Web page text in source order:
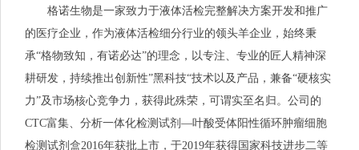
格诺生物是一家致力于液体活检完整解决方案开发和推广
的医疗企业，作为液体活检细分行业的领头羊企业，始终秉
承“格物致知，有诺必达”的理念，以专注、专业的匠人精神深
耕研发，持续推出创新性”黑科技“技术以及产品，兼备“硬核实
力”及市场核心竞争力，获得此殊荣，可谓实至名归。公司的
CTC富集、分析一体化检测试剂—叶酸受体阳性循环肿瘤细胞
检测试剂盒2016年获批上市，于2019年获得国家科技进步二等